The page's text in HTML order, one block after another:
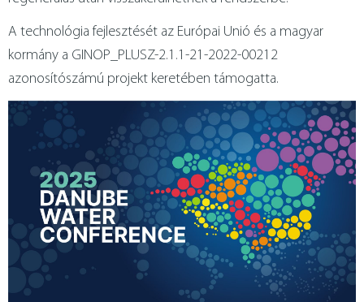
A technológia fejlesztését az Európai Unió és a magyar
kormány a GINOP_PLUSZ-2.1.1-21-2022-00212
azonosítószámú projekt keretében támogatta.